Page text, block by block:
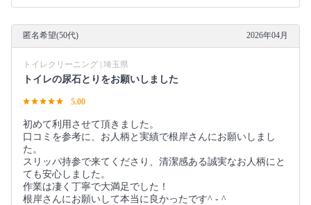
匿名希望(50代) 2026年04月
トイレクリーニング | 埼玉県
トイレの尿石とりをお願いしました
5.00
初めて利用させて頂きました。
口コミを参考に、お人柄と実績で根岸さんにお願いしまし
た。
スリッパ持参で来てくださり、清潔感ある誠実なお人柄にと
ても安心しました。
作業は凄く丁寧で大満足でした！
根岸さんにお願いして本当に良かったです^ - ^